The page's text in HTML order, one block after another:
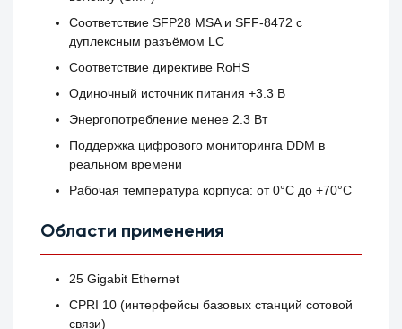
Соответствие SFP28 MSA и SFF-8472 с
дуплексным разъёмом LC
Соответствие директиве RoHS
Одиночный источник питания +3.3 В
Энергопотребление менее 2.3 Вт
Поддержка цифрового мониторинга DDM в
реальном времени
Рабочая температура корпуса: от 0°C до +70°C
Области применения
25 Gigabit Ethernet
CPRI 10 (интерфейсы базовых станций сотовой
связи)